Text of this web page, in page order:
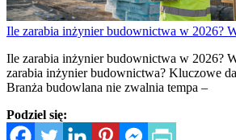
Ile zarabia inżynier budownictwa w 2026?
Ile zarabia inżynier budownictwa w 2026?
zarabia inżynier budownictwa? Kluczowe
Branża budowlana nie zwalnia tempa –
Podziel się: